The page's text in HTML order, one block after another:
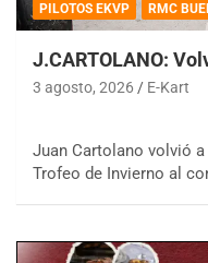
PILOTOS EKVP RMC
J.CARTOLANO:
3 agosto, 2026 E-Kart
Juan Cartolano volvió
Trofeo de Invierno al
08/09-AGO